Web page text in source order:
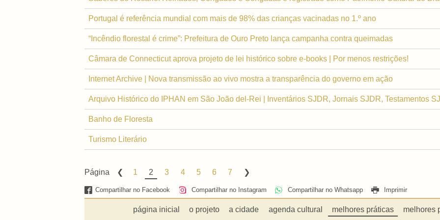
Portugal é referência mundial com mais de 98% das crianças vacinadas no 1.º ano
“Incêndio florestal é crime”: Prefeitura de Ouro Preto lança campanha contra queimadas
Câmara de Connecticut aprova projeto de lei histórico sobre e-books | Por menos restrições!
Internet Archive | Nova transmissão ao vivo mostra a transparência do governo em ação
Arquivo Histórico do IPHAN em São João del-Rei | Inventários SJDR, Jornais SJDR, Testamentos
Banho de Floresta
Turismo Literário
Página 1 2 3 4 5 6 7
Compartilhar no Facebook Compartilhar no Instagram Compartilhar no Whatsapp Imprimir
página inicial o projeto a cidade agenda cultural melhores práticas melhores